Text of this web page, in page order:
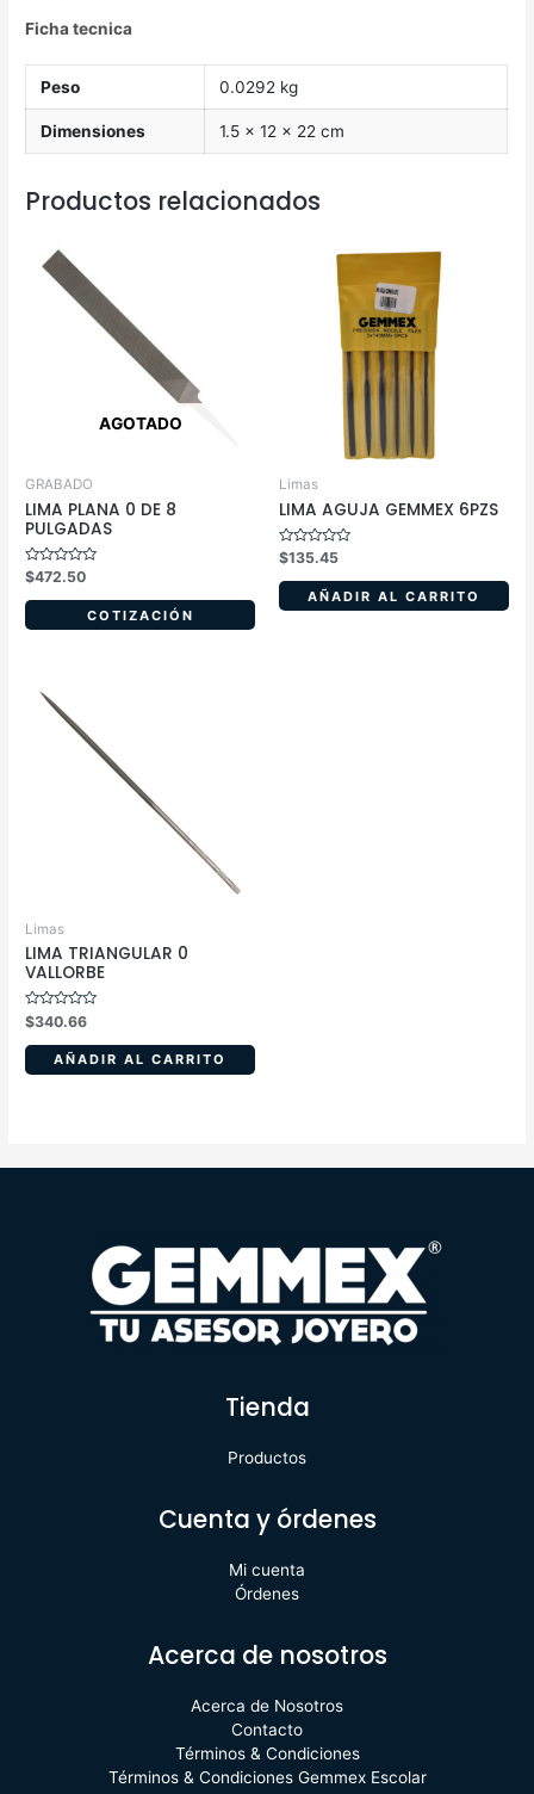
Ficha tecnica
Peso 0.0292 kg
Dimensiones 1.5 × 12 × 22 cm
Productos relacionados
AGOTADO
GRABADO
LIMA PLANA 0 DE 8
PULGADAS
Valorado
en
0
5
$472.50
COTIZACIÓN
Limas
LIMA AGUJA GEMMEX 6PZS
Valorado
en
0
5
$135.45
AÑADIR AL CARRITO
Limas
LIMA TRIANGULAR 0
VALLORBE
Valorado
en
0
5
$340.66
AÑADIR AL CARRITO
Tienda
Productos
Cuenta y órdenes
Mi cuenta
Órdenes
Acerca de nosotros
Acerca de Nosotros
Contacto
Términos & Condiciones
Términos & Condiciones Gemmex Escolar